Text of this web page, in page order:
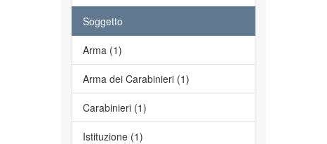
Soggetto
Arma (1)
Arma dei Carabinieri (1)
Carabinieri (1)
Istituzione (1)